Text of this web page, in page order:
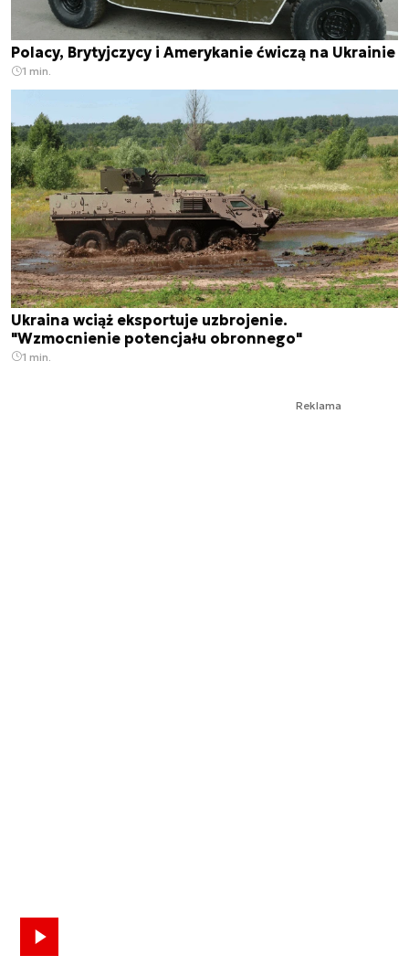
Polacy, Brytyjczycy i Amerykanie ćwiczą na Ukrainie
1 min.
Ukraina wciąż eksportuje uzbrojenie.
"Wzmocnienie potencjału obronnego"
1 min.
Reklama